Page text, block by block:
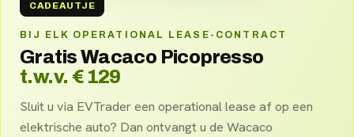
CADEAUTJE
BIJ ELK OPERATIONAL LEASE-CONTRACT
Gratis Wacaco Picopresso
t.w.v. € 129
Sluit u via EVTrader een operational lease af op een
elektrische auto? Dan ontvangt u de Wacaco